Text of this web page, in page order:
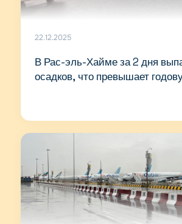
22.12.2025
В Рас-эль-Хайме за 2 дня
осадков, что превышает